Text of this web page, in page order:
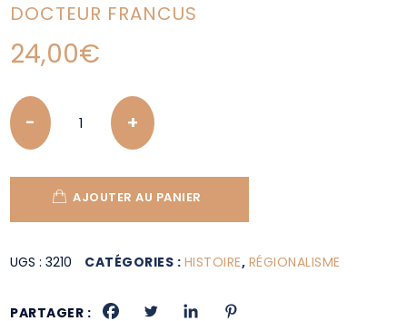
DOCTEUR FRANCUS
24,00€
Quantity
AJOUTER AU PANIER
UGS :3210 CATÉGORIES : HISTOIRE, RÉGIONALISME
PARTAGER :